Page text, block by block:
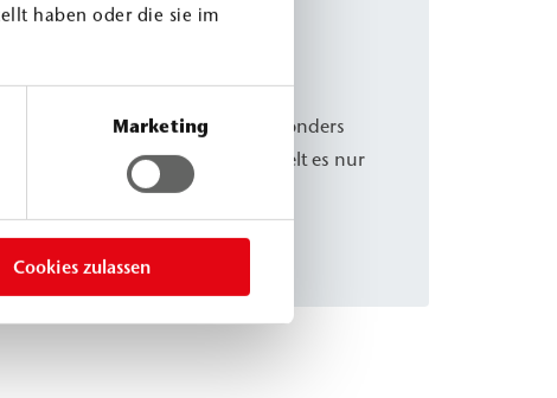
haben oder die sie im
Marketing
Cookies zulassen
PUR Injektionsharz, das besonders
kann. Bei Feuchtigkeit entwickelt es nur
und härtet zu einem
die Kapillaren im Mauerwerk verschließt.
nachträgliche Horizontalsperre als auch zur
mit hohem Porenvolumen, wie